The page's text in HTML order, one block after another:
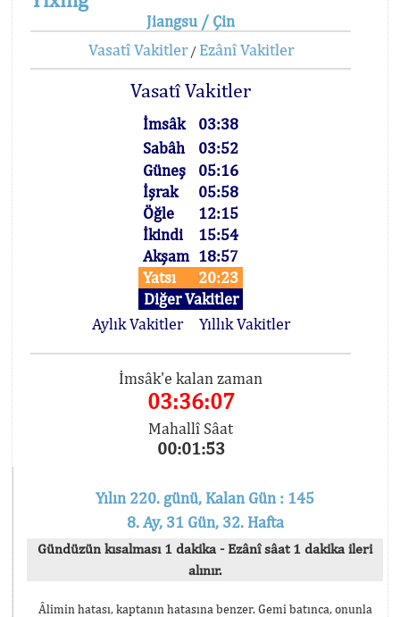
Jiangsu / Çin
Vasatî Vakitler/ Ezânî Vakitler
Vasatî Vakitler
İmsâk
03:38
Sabâh
03:52
Güneş
05:16
İşrak
05:58
Öğle
12:15
İkindi
15:54
Akşam 18:57
Yatsı
20:23
Diğer Vakitler
Aylık Vakitler
Yıllık Vakitler
İmsâk'e kalan zaman
03:36:07
Mahallî Sâat
00:01:53
Yılın 220. günü, Kalan Gün : 145
8. Ay, 31 Gün, 32. Hafta
Gündüzün kısalması 1 dakika - Ezânî sâat 1 dakika ileri
alınır.
Âlimin hatası, kaptanın hatasına benzer. Gemi batınca, onunla